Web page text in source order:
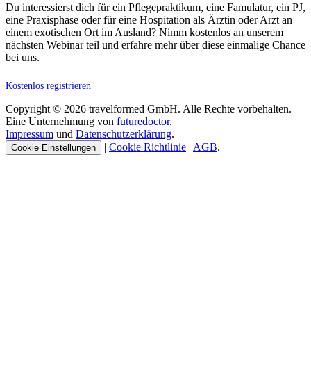
Du interessierst dich für ein Pflegepraktikum, eine Famulatur, ein PJ,
eine Praxisphase oder für eine Hospitation als Ärztin oder Arzt an
einem exotischen Ort im Ausland? Nimm kostenlos an unserem
nächsten Webinar teil und erfahre mehr über diese einmalige Chance
bei uns.
Kostenlos registrieren
Copyright © 2026 travelformed GmbH. Alle Rechte vorbehalten.
Eine Unternehmung von futuredoctor.
Impressum und Datenschutzerklärung.
Cookie Einstellungen | Cookie Richtlinie | AGB.